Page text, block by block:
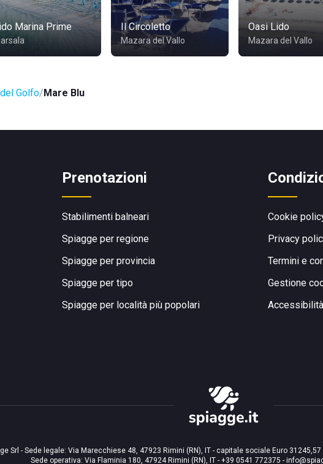
Marina Prime Il Circoletto
Mazara del Vallo
Oasi Lido
Mazara del Vallo
Golfo Mare Blu
Prenotazioni
Stabilimenti balneari
Spiagge per regione
Spiagge per provincia
Spiagge per tipo
Spiagge per località più popolari
Cookie
Privacy
Termini e
Gestione
Srl - Sede legale: Via Marecchiese 48, 47923 Rimini (RN), IT - capitale sociale Euro
Sede operativa: Via Flaminia 180, 47924 Rimini (RN), IT - +39 0541 772375 -